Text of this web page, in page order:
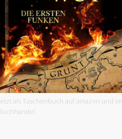
als Taschenbuch auf amazon und im